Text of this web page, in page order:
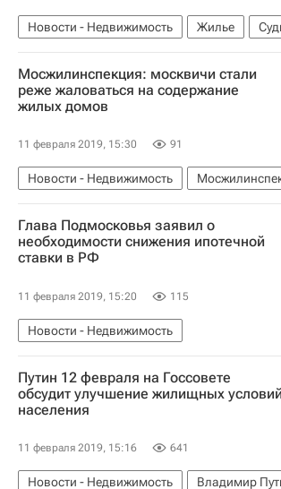
Новости - Недвижимость Жилье
Штрафы
Мосжилинспекция: москвичи стали
реже жаловаться на содержание
жилых домов
11 февраля 2019, 15:30 91
Новости - Недвижимость
Городское хозяйство Москвы
Комплекс городского хозяйства Москвы
Олег Кичиков
Глава Подмосковья заявил о
необходимости снижения ипотечной
ставки в РФ
11 февраля 2019, 15:20 115
Новости - Недвижимость
Новости Подмосковья
Московская область (Подмосковье)
Андрей Воробьев
Правительство Московской области
Ставки
Путин 12 февраля на Госсовете
обсудит улучшение жилищных условий
населения
11 февраля 2019, 15:16 641
Новости - Недвижимость
Владимир